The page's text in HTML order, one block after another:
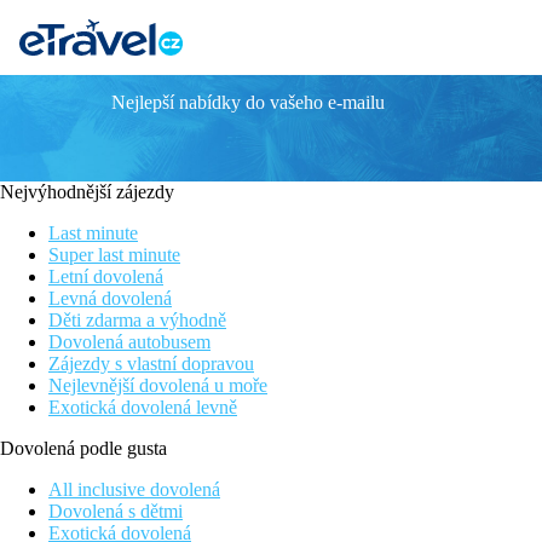
Grecotel LUX ME Dama Dama Rhodes
Moderní hotelový řetězce Grecotel
Atraktivní poloha v klidnější části letoviska, ale zároveň v
Přímo u krásné pláže
Spa o rozloze 700m2
Poloha
Kvalitní moderní hotel ve velké subtropické zahradě cca 3 km
m). Letiště Rhodos je vzdáleno cca 20 km.
Vybavení
307 pokojů a bungalovů v rozlehlé zahradě, vstupní hala s
bazén s prosklenou střechou, lehátka a slunečníky zdarma.
Pokoje
Dvoulůžkový pokoj:
Nejlepší nabídky do vašeho e-mailu
Nejvýhodnější zájezdy
Last minute
Super last minute
Letní dovolená
Levná dovolená
Děti zdarma a výhodně
Dovolená autobusem
Zájezdy s vlastní dopravou
Nejlevnější dovolená u moře
Exotická dovolená levně
Dovolená podle gusta
All inclusive dovolená
Dovolená s dětmi
Exotická dovolená